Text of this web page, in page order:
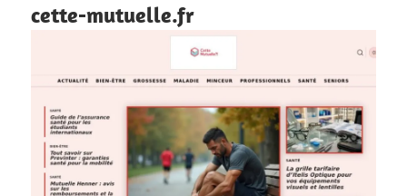
cette-mutuelle.fr